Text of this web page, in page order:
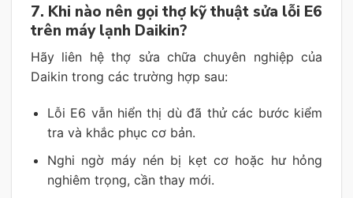
7. Khi nào nên gọi thợ kỹ thuật sửa lỗi E6
trên máy lạnh Daikin?
Hãy liên hệ thợ sửa chữa chuyên nghiệp của
Daikin trong các trường hợp sau:
Lỗi E6 vẫn hiển thị dù đã thử các bước kiểm
tra và khắc phục cơ bản.
Nghi ngờ máy nén bị kẹt cơ hoặc hư hỏng
nghiêm trọng, cần thay mới.